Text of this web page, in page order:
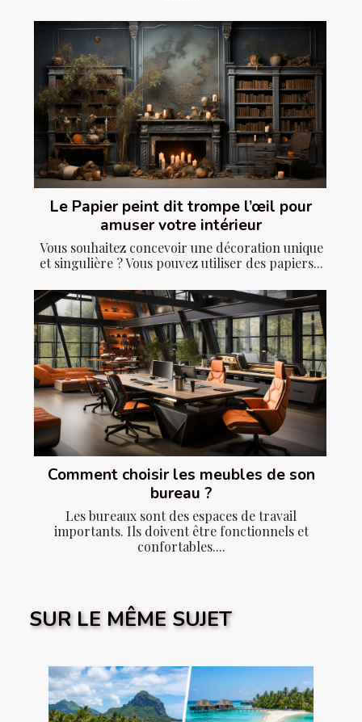
Le Papier peint dit trompe l’œil pour
amuser votre intérieur
Vous souhaitez concevoir une décoration unique
et singulière ? Vous pouvez utiliser des papiers...
Comment choisir les meubles de son
bureau ?
Les bureaux sont des espaces de travail
importants. Ils doivent être fonctionnels et
confortables....
SUR LE MÊME SUJET